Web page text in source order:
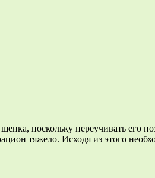
поскольку переучивать его
тяжело. Исходя из этого